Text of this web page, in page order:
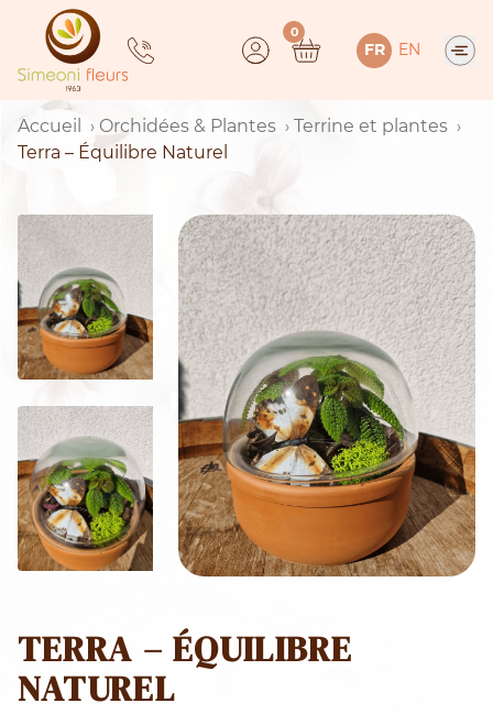
content
0
FR EN
Accueil Orchidées & Plantes
Terrine et plantes
Terra – Équilibre Naturel
TERRA – ÉQUILIBRE
NATUREL